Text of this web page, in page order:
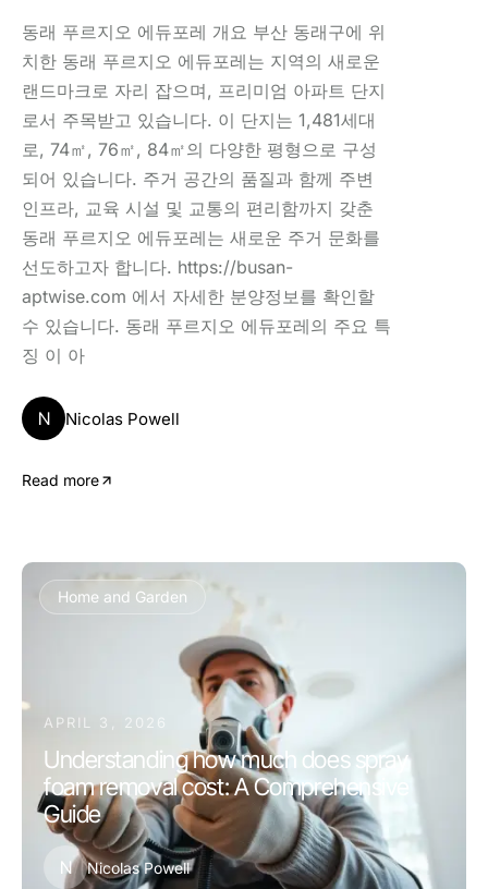
동래 푸르지오 에듀포레 개요 부산 동래구에 위
치한 동래 푸르지오 에듀포레는 지역의 새로운
랜드마크로 자리 잡으며, 프리미엄 아파트 단지
로서 주목받고 있습니다. 이 단지는 1,481세대
로, 74㎡, 76㎡, 84㎡의 다양한 평형으로 구성
되어 있습니다. 주거 공간의 품질과 함께 주변
인프라, 교육 시설 및 교통의 편리함까지 갖춘
동래 푸르지오 에듀포레는 새로운 주거 문화를
선도하고자 합니다. https://busan-
aptwise.com 에서 자세한 분양정보를 확인할
수 있습니다. 동래 푸르지오 에듀포레의 주요 특
징 이 아
N Nicolas Powell
Read more
Home and Garden
APRIL 3, 2026
Understanding how much does spray
foam removal cost: A Comprehensive
Guide
N Nicolas Powell